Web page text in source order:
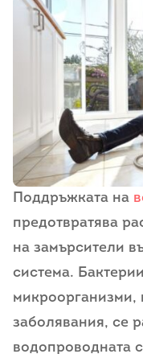
Поддръжката на
предотвратява
на замърсители
система.
микроорганизми,
заболявания, се
водопроводната